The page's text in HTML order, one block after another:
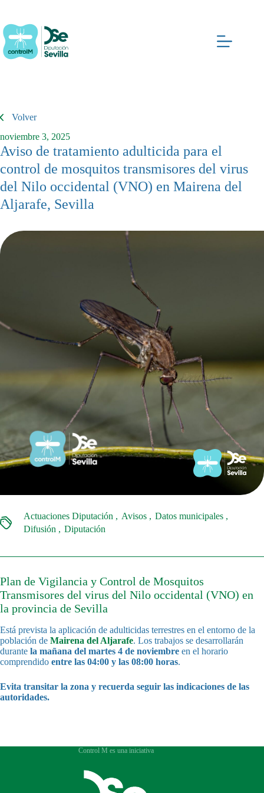
contenido
Volver
noviembre 3, 2025
Aviso de tratamiento adulticida para el
control de mosquitos transmisores del virus
del Nilo occidental (VNO) en Mairena del
Aljarafe, Sevilla
Actuaciones Diputación Avisos
Datos municipales
Difusión
Diputación
Plan de Vigilancia y Control de Mosquitos
Transmisores del virus del Nilo occidental (VNO) en
la provincia de Sevilla
Está prevista la aplicación de adulticidas terrestres en el entorno de la
población de Mairena del Aljarafe. Los trabajos se desarrollarán
durante la mañana del martes 4 de noviembre en el horario
comprendido entre las 04:00 y las 08:00 horas.
Evita transitar la zona y recuerda seguir las indicaciones de las
autoridades.
Control M es una iniciativa